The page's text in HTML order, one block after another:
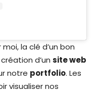
moi, la clé d’un bon
d’un site web
notre portfolio. Les
visualiser nos